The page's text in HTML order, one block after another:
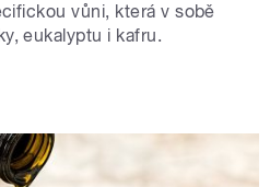
vůni, která v sobě
eukalyptu i kafru.